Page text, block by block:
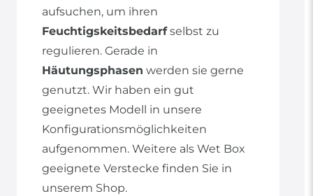
aufsuchen, um ihren
Feuchtigskeitsbedarfselbst zu
regulieren. Gerade in
Häutungsphasen werden sie gerne
genutzt. Wir haben ein gut
geeignetes Modell in unsere
Konfigurationsmöglichkeiten
aufgenommen. Weitere als Wet Box
geeignete Verstecke finden Sie in
unserem Shop.